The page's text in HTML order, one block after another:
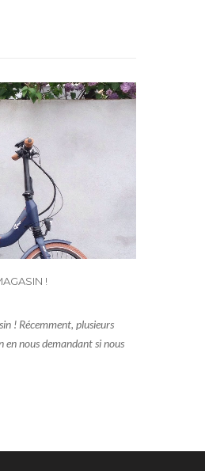
!
! Récemment, plusieurs
en nous demandant si nous